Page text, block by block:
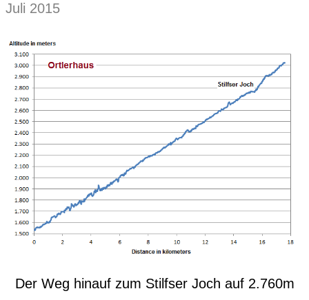
Juli 2015
Der Weg hinauf zum Stilfser Joch auf 2.760m